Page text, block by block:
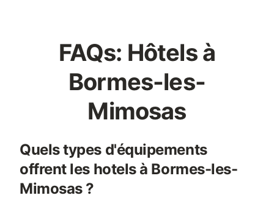
FAQs: Hôtels à
Bormes-les-
Mimosas
Quels types d'équipements
offrent les hotels à Bormes-les-
Mimosas ?